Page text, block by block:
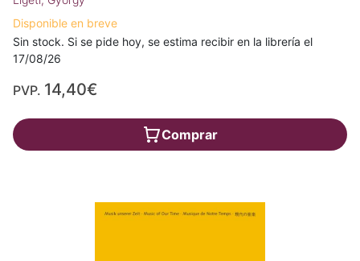
Disponible en breve
Sin stock. Si se pide hoy, se estima recibir en la librería el
17/08/26
PVP. 14,40€
Comprar